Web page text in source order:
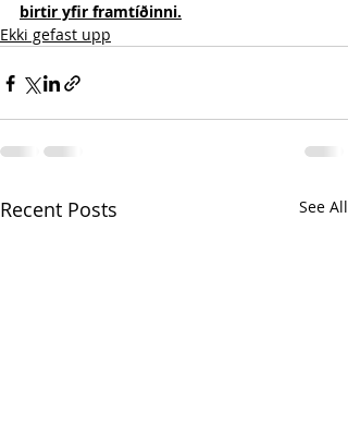
birtir yfir framtíðinni.
Ekki gefast upp
Recent Posts See All